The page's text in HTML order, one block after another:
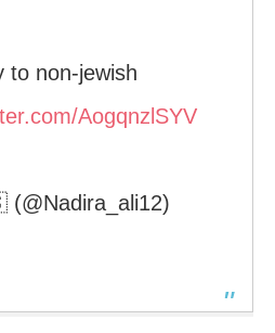
to non-jewish
AogqnzlSYV